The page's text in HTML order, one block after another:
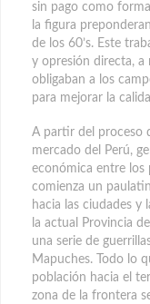
sin pago como
la figura
de los 60’s. Este
y opresión directa, a
obligaban a los
para mejorar la
A partir del proceso
mercado del Perú,
económica entre
comienza un
hacia las ciudades y
la actual Provincia
una serie de
Mapuches. Todo lo
población hacia el
zona de la frontera